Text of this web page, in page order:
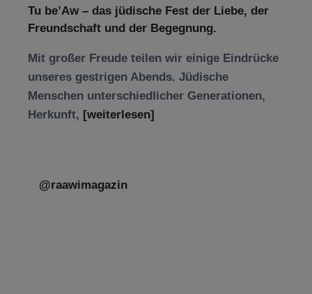
Tu be’Aw – das jüdische Fest der Liebe, der
Freundschaft und der Begegnung.
Mit großer Freude teilen wir einige Eindrücke
unseres gestrigen Abends. Jüdische
Menschen unterschiedlicher Generationen,
Herkunft, [weiterlesen]
@raawimagazin